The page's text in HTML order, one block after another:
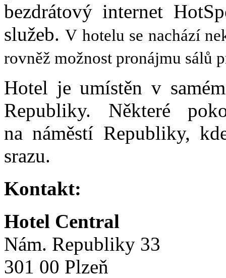
bezdrátový internet
služeb.V hotelu se nachází
rovněž možnost pronájmu sálů
Hotel je umístěn v
Republiky. Některé
na náměstí Republiky,
srazu.
Kontakt:
Hotel Central
Nám. Republiky 33
301 00 Plzeň